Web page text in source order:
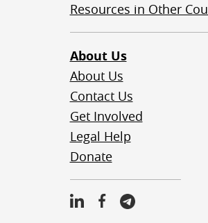
Resources in Other
About Us
About Us
Contact Us
Get Involved
Legal Help
Donate